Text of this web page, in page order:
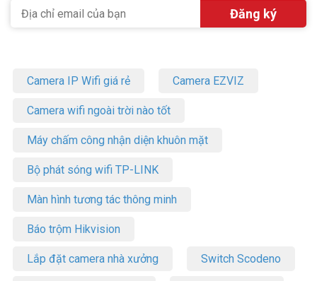
Camera IP Wifi giá rẻ Camera EZVIZ
Camera wifi ngoài trời nào tốt
Máy chấm công nhận diện khuôn mặt
Bộ phát sóng wifi TP-LINK
Màn hình tương tác thông minh
Báo trộm Hikvision
Lắp đặt camera nhà xưởng Switch Scodeno